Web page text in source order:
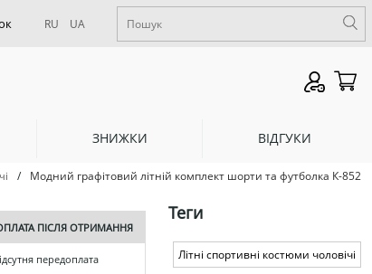
RU UA
ЗНИЖКИ ВІДГУКИ
/ Модний графітовий літній комплект шорти та футболка К-852
ПІСЛЯ ОТРИМАННЯ
передоплата
Теги
Літні спортивні костюми чоловічі